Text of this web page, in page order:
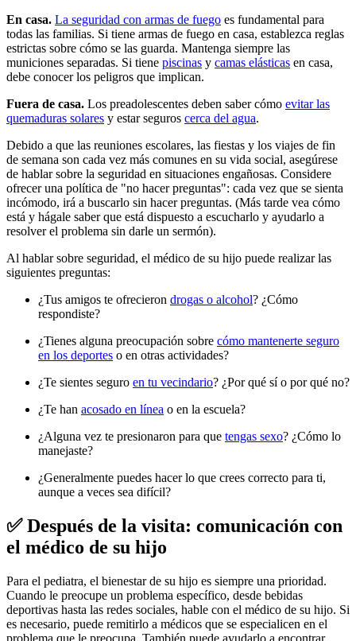
En casa. La seguridad con armas de fuego es fundamental para
todas las familias. Si tiene armas de fuego en casa, establezca reglas
estrictas sobre cómo se las guarda. Mantenga siempre las
municiones separadas. Si tiene piscinas y camas elásticas en casa,
debe conocer los peligros que implican.
Fuera de casa. Los preadolescentes deben saber cómo evitar las
quemaduras solares y estar seguros cerca del agua.
Debido a que las reuniones escolares, las fiestas y los viajes de fin
de semana son cada vez más comunes en su vida social, asegúrese
de hablar sobre la seguridad en situaciones engañosas. Considere
ofrecer una política de "no hacer preguntas": cada vez que se sienta
incómodo, irá a buscarlo sin hacer preguntas. (Más tarde vea cómo
está y hágale saber que está dispuesto a escucharlo y ayudarlo a
resolver el problema sin darle un sermón).
Al hablar sobre seguridad, el médico de su hijo puede realizar las
siguientes preguntas:
¿Tus amigos te ofrecieron drogas o alcohol? ¿Cómo
respondiste?
¿Tienes alguna preocupación sobre cómo mantenerte seguro
en los deportes o en otras actividades?
¿Te sientes seguro en tu vecindario? ¿Por qué sí o por qué no?
¿Te han acosado en línea o en la escuela?
¿Alguna vez te presionaron para que tengas sexo? ¿Cómo lo
manejaste?
¿Generalmente puedes hacer lo que crees correcto para ti,
aunque a veces sea difícil?
✅ Después de la visita: comunicación con
el médico de su hijo
Para el pediatra, el bienestar de su hijo es siempre una prioridad.
Cuando le preocupe un problema específico, desde bebidas
deportivas hasta las redes sociales, hable con el médico de su hijo. Si
es necesario, puede remitirlo a médicos que se especialicen en el
problema que le preocupa. También puede ayudarlo a encontrar